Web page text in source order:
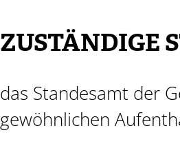
ZUSTÄNDIGE
das Standesamt der
gewöhnlichen